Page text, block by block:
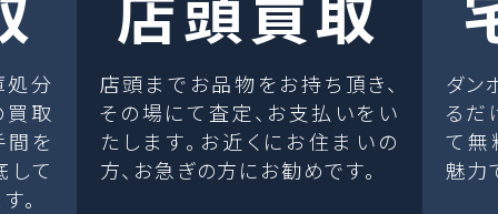
処分
取
間を
して
。
店頭までお品物をお持ち頂き、
その場にて査定、お支払いをい
たします。お近くにお住まいの
方、お急ぎの方にお勧めです。
ダン
るだ
て無
魅力